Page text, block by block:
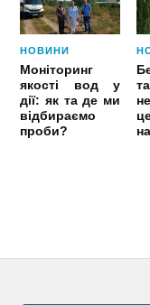
НОВИНИ
Моніторинг
якості вод у
дії: як та де ми
відбираємо
проби?